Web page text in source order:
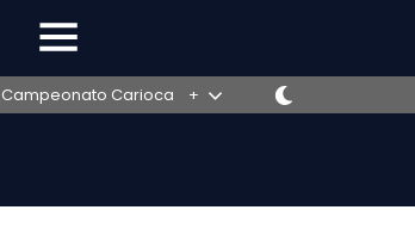
Campeonato Carioca +